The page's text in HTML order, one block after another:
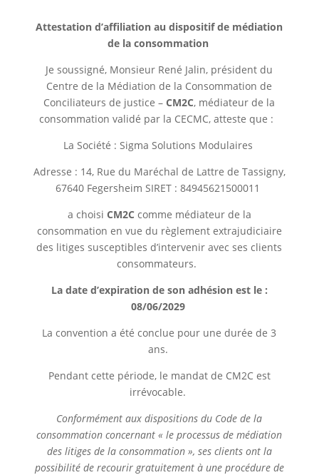
Attestation d’affiliation au dispositif de médiation
de la consommation
Je soussigné, Monsieur René Jalin, président du
Centre de la Médiation de la Consommation de
Conciliateurs de justice –CM2C, médiateur de la
consommation validé par la CECMC, atteste que :
La Société : Sigma Solutions Modulaires
Adresse : 14, Rue du Maréchal de Lattre de Tassigny,
67640 Fegersheim SIRET : 84945621500011
a choisi CM2C comme médiateur de la
consommation en vue du règlement extrajudiciaire
des litiges susceptibles d’intervenir avec ses clients
consommateurs.
La date d’expiration de son adhésion est le :
08/06/2029
La convention a été conclue pour une durée de 3
ans.
Pendant cette période, le mandat de CM2C est
irrévocable.
Conformément aux dispositions du Code de la
consommation concernant « le processus de médiation
des litiges de la consommation », ses clients ont la
possibilité de recourir gratuitement à une procédure de